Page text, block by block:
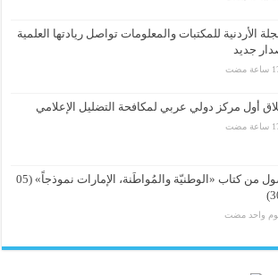
الأردنية للمكتبات والمعلومات تواصل ريادتها العلمية
جديد
أول مركز دولي عربي لمكافحة التضليل الإعلامي
فصول من كتاب «الوطنيّة والمُواطَنة، الإمارات نموذجاً» (05
واحد مضت